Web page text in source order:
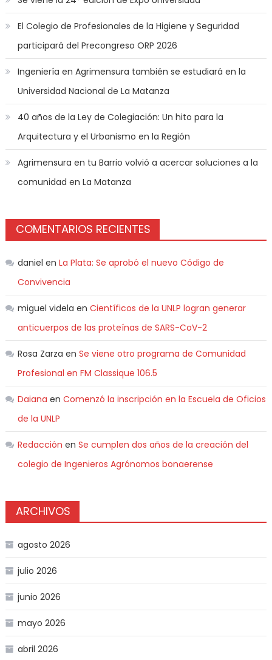
El Colegio de Profesionales de la Higiene y Seguridad
participará del Precongreso ORP 2026
Ingeniería en Agrimensura también se estudiará en la
Universidad Nacional de La Matanza
40 años de la Ley de Colegiación: Un hito para la
Arquitectura y el Urbanismo en la Región
Agrimensura en tu Barrio volvió a acercar soluciones a la
comunidad en La Matanza
COMENTARIOS RECIENTES
daniel en La Plata: Se aprobó el nuevo Código de
Convivencia
miguel videla en Científicos de la UNLP logran generar
anticuerpos de las proteínas de SARS-CoV-2
Rosa Zarza en Se viene otro programa de Comunidad
Profesional en FM Classique 106.5
Daiana en Comenzó la inscripción en la Escuela de Oficios
de la UNLP
Redacción en Se cumplen dos años de la creación del
colegio de Ingenieros Agrónomos bonaerense
ARCHIVOS
agosto 2026
julio 2026
junio 2026
mayo 2026
abril 2026